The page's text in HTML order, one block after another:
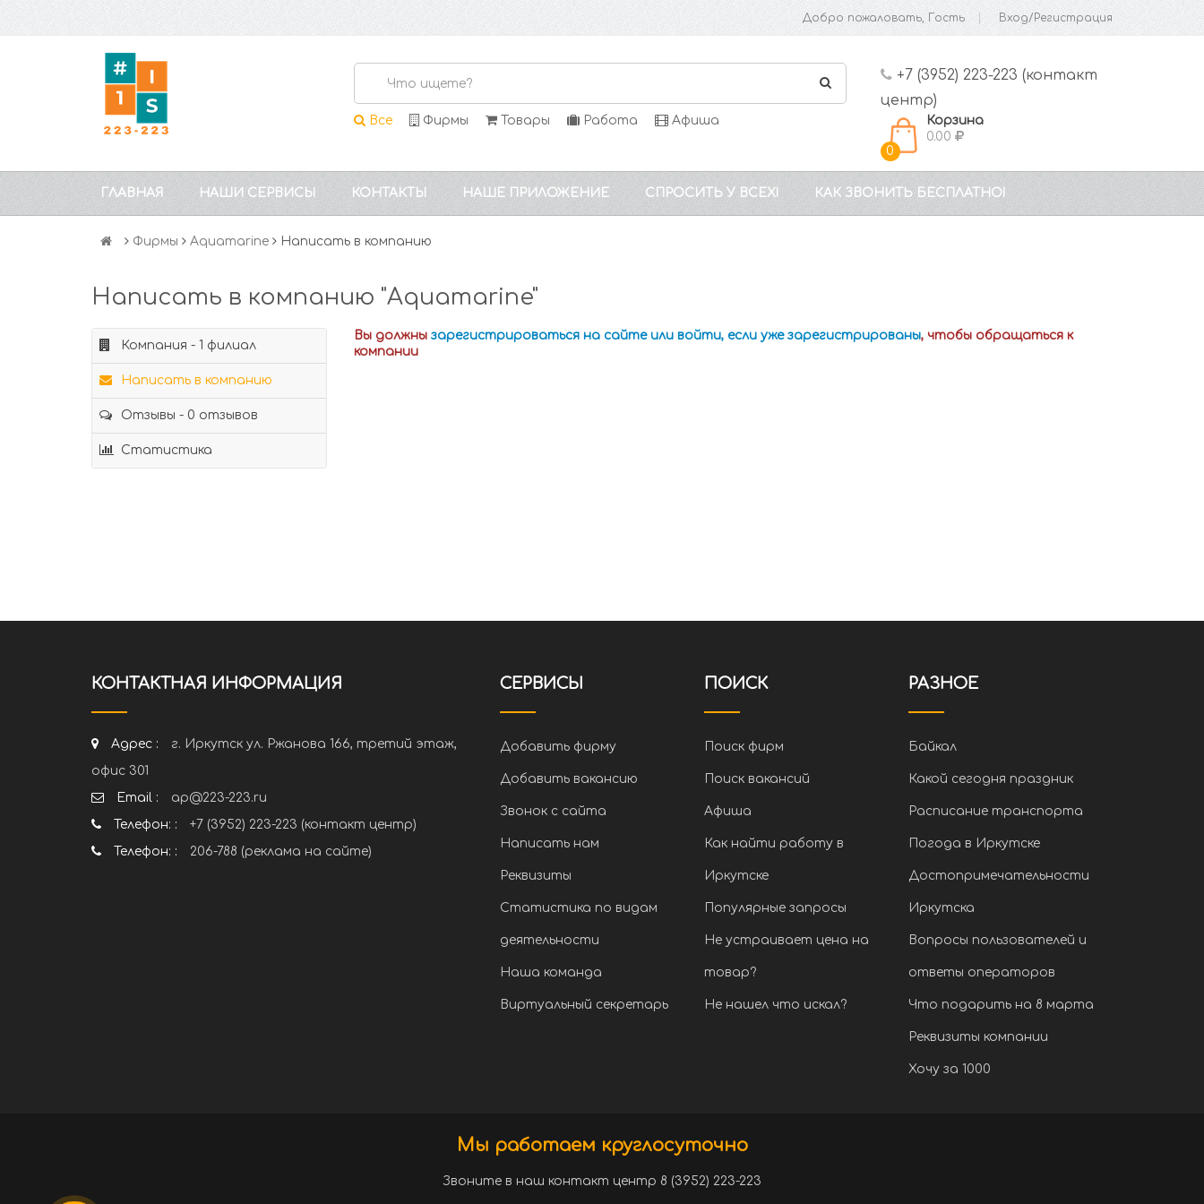
Добро пожаловать, Гость Вход/Регистрация
Все Фирмы Товары Работа Афиша
+7 (3952) 223-223 (контакт
центр)
0
Корзина
0.00
ГЛАВНАЯ НАШИ СЕРВИСЫ КОНТАКТЫ НАШЕ ПРИЛОЖЕНИЕ СПРОСИТЬ У ВСЕХ! КАК ЗВОНИТЬ БЕСПЛАТНО!
Фирмы Аquamarine Написать в компанию
Написать в компанию "Аquamarine"
Компания - 1 филиал
Написать в компанию
Отзывы - 0 отзывов
Статистика
Вы должны зарегистрироваться на сайте или войти, если уже зарегистрированы, чтобы обращаться к
компании
КОНТАКТНАЯ ИНФОРМАЦИЯ
Адрес :
г. Иркутск ул. Ржанова 166, третий этаж,
офис 301
Email :
ap@223-223.ru
Телефон: :
+7 (3952) 223-223 (контакт центр)
Телефон: :
206-788 (реклама на сайте)
СЕРВИСЫ
Добавить фирму
Добавить вакансию
Звонок с сайта
Написать нам
Реквизиты
Статистика по видам
деятельности
Наша команда
Виртуальный секретарь
ПОИСК
Поиск фирм
Поиск вакансий
Афиша
Как найти работу в
Иркутске
Популярные запросы
Не устраивает цена на
товар?
Не нашел что искал?
РАЗНОЕ
Байкал
Какой сегодня праздник
Расписание транспорта
Погода в Иркутске
Достопримечательности
Иркутска
Вопросы пользователей и
ответы операторов
Что подарить на 8 марта
Реквизиты компании
Хочу за 1000
Мы работаем круглосуточно
Звоните в наш контакт центр 8 (3952) 223-223